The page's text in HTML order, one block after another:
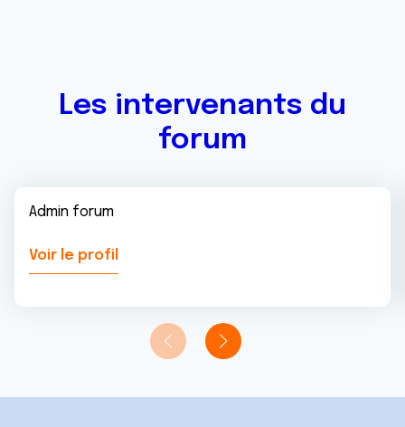
Les intervenants du
forum
Admin forum
Voir le profil